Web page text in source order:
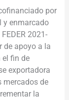
por
y enmarcado
2021-
de apoyo a la
fin de
exportadora
mercados de
la